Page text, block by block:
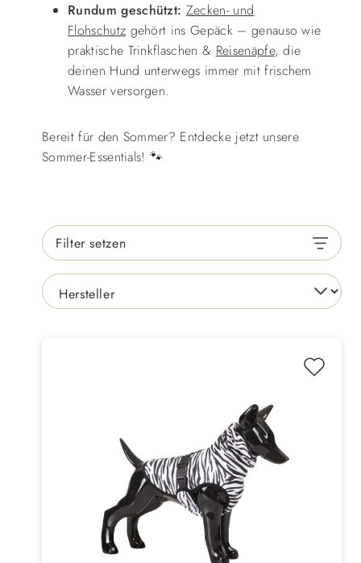
Rundum geschützt: Zecken- und
Flohschutz gehört ins Gepäck – genauso wie
praktische Trinkflaschen & Reisenäpfe, die
deinen Hund unterwegs immer mit frischem
Wasser versorgen.
Bereit für den Sommer? Entdecke jetzt unsere
Sommer-Essentials!🐾
Filter setzen